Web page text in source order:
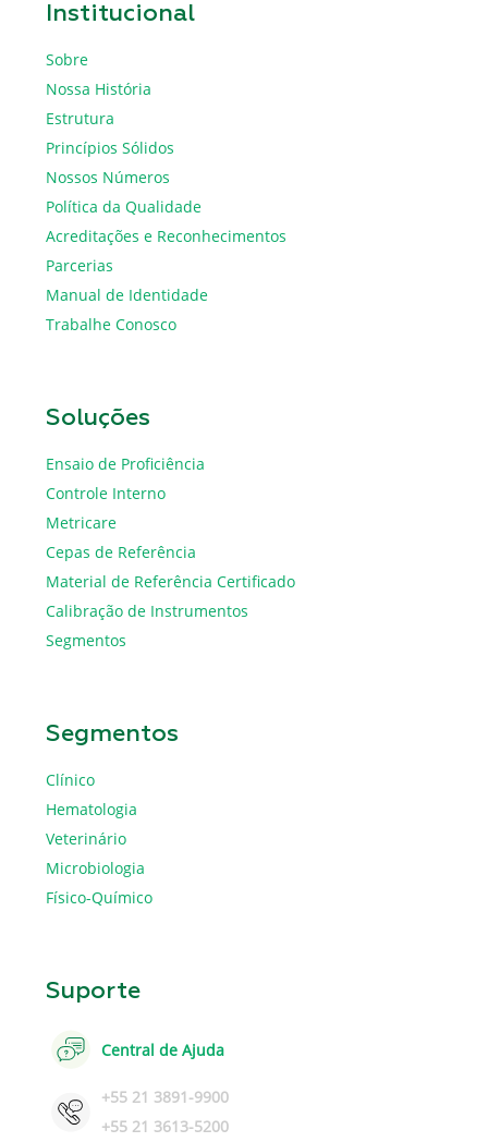
Institucional
Sobre
Nossa História
Estrutura
Princípios Sólidos
Nossos Números
Política da Qualidade
Acreditações e Reconhecimentos
Parcerias
Manual de Identidade
Trabalhe Conosco
Soluções
Ensaio de Proficiência
Controle Interno
Metricare
Cepas de Referência
Material de Referência Certificado
Calibração de Instrumentos
Segmentos
Segmentos
Clínico
Hematologia
Veterinário
Microbiologia
Físico-Químico
Suporte
Central de Ajuda
+55 21 3891-9900
+55 21 3613-5200